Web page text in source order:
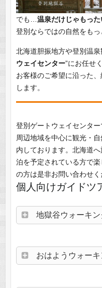
でも… 温泉だけじゃもった
登別ならではの自然をも
北海道胆振地方や登別温
ウェイセンター”にお任せ
お客様のご希望に沿った
します。
登別ゲートウェイセンタ
周辺地域を中心に観光・
内しております。北海道
泊を予定されている方で
の方は是非お問い合わせく
個人向けガイドツ
地獄谷ウォーキン
おはようウォー